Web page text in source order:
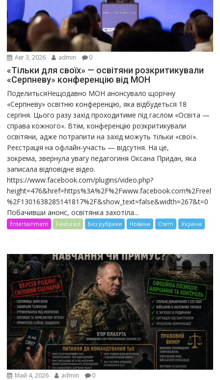
Авг 3, 2026 admin 0
«Тільки для своїх» — освітяни розкритикували
«Серпневу» конференцію від МОН
ПоделитьсяНещодавно МОН анонсувало щорічну
«Серпневу» освітню конференцію, яка відбудеться 18
серпня. Цього разу захід проходитиме під гаслом «Освіта —
справа кожного». Втім, конференцію розкритикували
освітяни, адже потрапити на захід можуть тільки «свої».
Реєстрація на офлайн-участь — відсутня. На це,
зокрема, звернула увагу педагогиня Оксана Придан, яка
записала відповідне відео.
https://www.facebook.com/plugins/video.php?
height=476&href=https%3A%2F%2Fwww.facebook.com%2Freel
%2F1301638285141817%2F&show_text=false&width=267&t=0
Побачивши анонс, освітянка захотіла...
Entertainment Featured Без рубрики Новини Статті Україна
Май 4, 2026 admin 0